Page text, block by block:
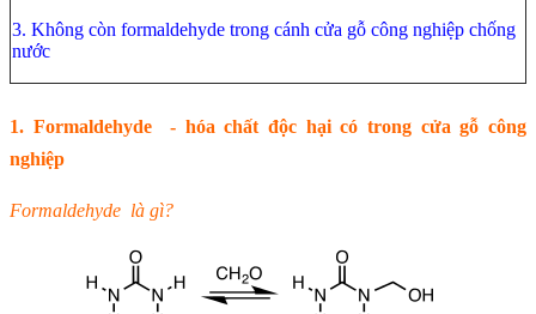
3. Không còn formaldehyde trong cánh cửa gỗ công nghiệp chống
nước
1. Formaldehyde - hóa chất độc hại có trong cửa gỗ công
nghiệp
Formaldehyde là gì?